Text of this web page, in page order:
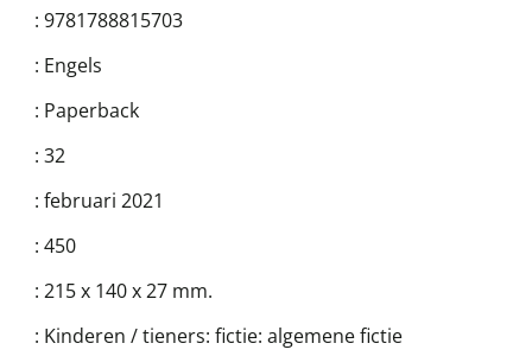
: 9781788815703
: Engels
: Paperback
: 32
: februari 2021
: 450
: 215 x 140 x 27 mm.
: Kinderen / tieners: fictie: algemene fictie